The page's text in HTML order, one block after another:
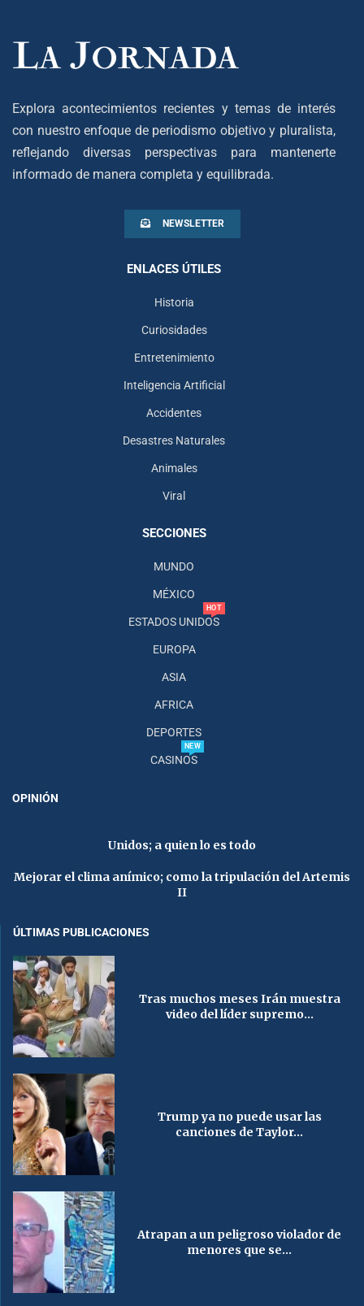
Explora acontecimientos recientes y temas de interés
con nuestro enfoque de periodismo objetivo y pluralista,
reflejando diversas perspectivas para mantenerte
informado de manera completa y equilibrada.
NEWSLETTER
ENLACES ÚTILES
Historia
Curiosidades
Entretenimiento
Inteligencia Artificial
Accidentes
Desastres Naturales
Animales
Viral
SECCIONES
MUNDO
MÉXICO
ESTADOS UNIDOS
HOT
EUROPA
ASIA
AFRICA
DEPORTES
CASINOS
NEW
OPINIÓN
Unidos; a quien lo es todo
Mejorar el clima anímico; como la tripulación del Artemis
II
ÚLTIMAS PUBLICACIONES
Tras muchos meses Irán muestra
video del líder supremo...
Trump ya no puede usar las
canciones de Taylor...
Atrapan a un peligroso violador de
menores que se...